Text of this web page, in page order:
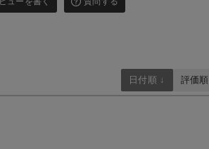
日付順 ↓ 評価順